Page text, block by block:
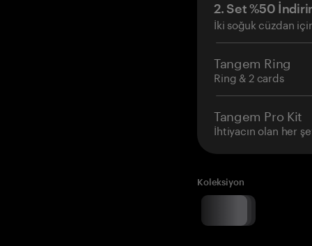
2. Set %50
İki soğuk cüzdan
Tangem Ring
Ring & 2 cards
Tangem Pro Kit
İhtiyacın olan her
Koleksiyon